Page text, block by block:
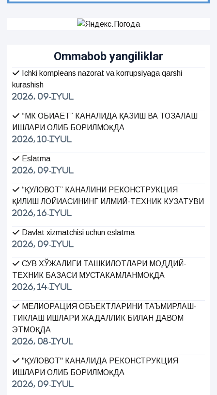
Ommabob yangiliklar
Ichki kompleans nazorat va korrupsiyaga qarshi
kurashish
2026, 09-Iyul
“МК ОБИҲАЁТ” КАНАЛИДА ҚАЗИШ ВА ТОЗАЛАШ
ИШЛАРИ ОЛИБ БОРИЛМОҚДА
2026, 10-Iyul
Eslatma
2026, 09-Iyul
“ҚУЛОВОТ” КАНАЛИНИ РЕКОНСТРУКЦИЯ
ҚИЛИШ ЛОЙИҲАСИНИНГ ИЛМИЙ-ТЕХНИК КУЗАТУВИ
2026, 16-Iyul
Davlat xizmatchisi uchun eslatma
2026, 09-Iyul
СУВ ХЎЖАЛИГИ ТАШКИЛОТЛАРИ МОДДИЙ-
ТЕХНИК БАЗАСИ МУСТАҲКАМЛАНМОҚДА
2026, 14-Iyul
МЕЛИОРАЦИЯ ОБЪЕКТЛАРИНИ ТАЪМИРЛАШ-
ТИКЛАШ ИШЛАРИ ЖАДАЛЛИК БИЛАН ДАВОМ
ЭТМОҚДА
2026, 08-Iyul
"ҚУЛОВОТ" КАНАЛИДА РЕКОНСТРУКЦИЯ
ИШЛАРИ ОЛИБ БОРИЛМОҚДА
2026, 09-Iyul